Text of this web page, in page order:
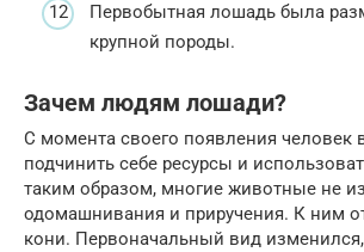
Первобытная лошадь была
крупной породы.
Зачем людям лошади?
С момента своего появления человек
подчинить себе ресурсы и
таким образом, многие животные не
одомашнивания и приручения. К ним
кони. Первоначальный вид